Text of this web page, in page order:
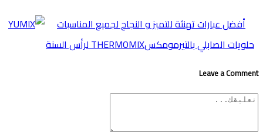
أفضل عبارات تهنئة للتميز و النجاح لجميع المناسبات
حلويات الصابلي بالتيرمومكسTHERMOMIX لرأس السنة
Leave a Comment